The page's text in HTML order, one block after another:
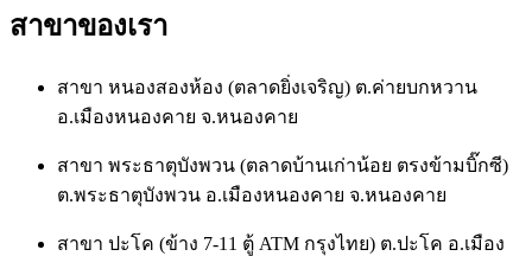
สาขาของเรา
สาขา หนองสองห้อง (ตลาดยิ่งเจริญ) ต.ค่ายบกหวาน
อ.เมืองหนองคาย จ.หนองคาย
สาขา พระธาตุบังพวน (ตลาดบ้านเก่าน้อย ตรงข้ามบิ๊กซี)
ต.พระธาตุบังพวน อ.เมืองหนองคาย จ.หนองคาย
สาขา ปะโค (ข้าง 7-11 ตู้ ATM กรุงไทย) ต.ปะโค อ.เมือง